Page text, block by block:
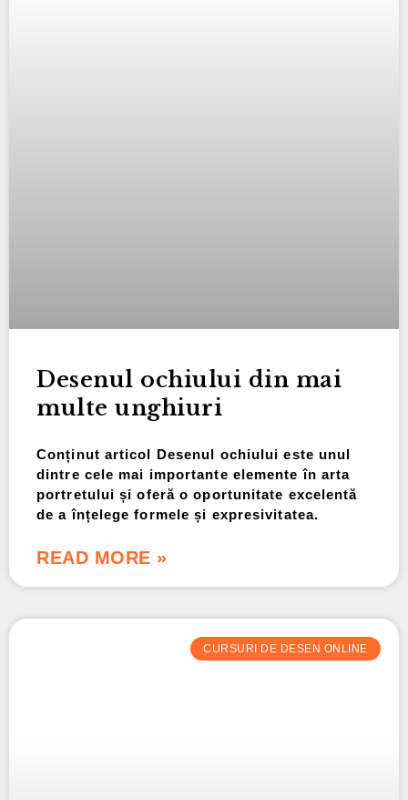
Desenul ochiului din mai
multe unghiuri
Conținut articol Desenul ochiului este unul
dintre cele mai importante elemente în arta
portretului și oferă o oportunitate excelentă
de a înțelege formele și expresivitatea.
READ MORE »
CURSURI DE DESEN ONLINE